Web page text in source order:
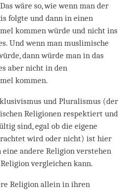
wäre so, wie wenn man der
folgte und dann in einen
kommen würde und nicht ins
Und wenn man muslimische
dann würde man in das
aber nicht in den
kommen.
und Pluralismus (der
Religionen respektiert und
sind, egal ob die eigene
wird oder nicht) ist hier
andere Religion verstehen
vergleichen kann.
Religion allein in ihren